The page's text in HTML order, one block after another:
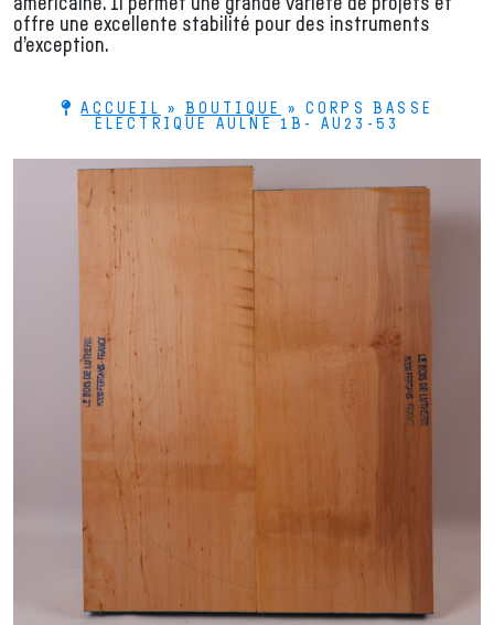
offre une excellente stabilité pour des instruments
d’exception.
ACCUEIL » BOUTIQUE » CORPS BASSE
ÉLECTRIQUE AULNE 1B- AU23-53